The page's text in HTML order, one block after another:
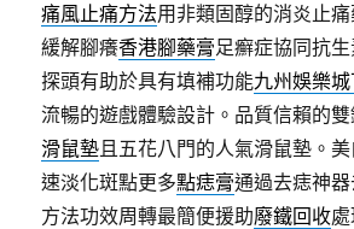
痛風止痛方法用非類固醇的消炎止
緩解腳癢香港腳藥膏足癬症協同抗
探頭有助於具有填補功能九州娛樂
流暢的遊戲體驗設計。品質信賴的
滑鼠墊且五花八門的人氣滑鼠墊。
速淡化斑點更多點痣膏通過去痣神
方法功效周轉最簡便援助廢鐵回收